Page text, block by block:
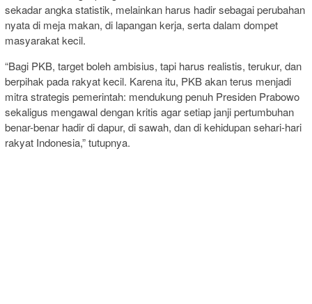
sekadar angka statistik, melainkan harus hadir sebagai perubahan
nyata di meja makan, di lapangan kerja, serta dalam dompet
masyarakat kecil.
“Bagi PKB, target boleh ambisius, tapi harus realistis, terukur, dan
berpihak pada rakyat kecil. Karena itu, PKB akan terus menjadi
mitra strategis pemerintah: mendukung penuh Presiden Prabowo
sekaligus mengawal dengan kritis agar setiap janji pertumbuhan
benar-benar hadir di dapur, di sawah, dan di kehidupan sehari-hari
rakyat Indonesia,” tutupnya.